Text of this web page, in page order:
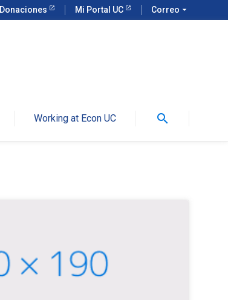
Donaciones Mi Portal UC Correo arrow_drop_down
Working at Econ UC search